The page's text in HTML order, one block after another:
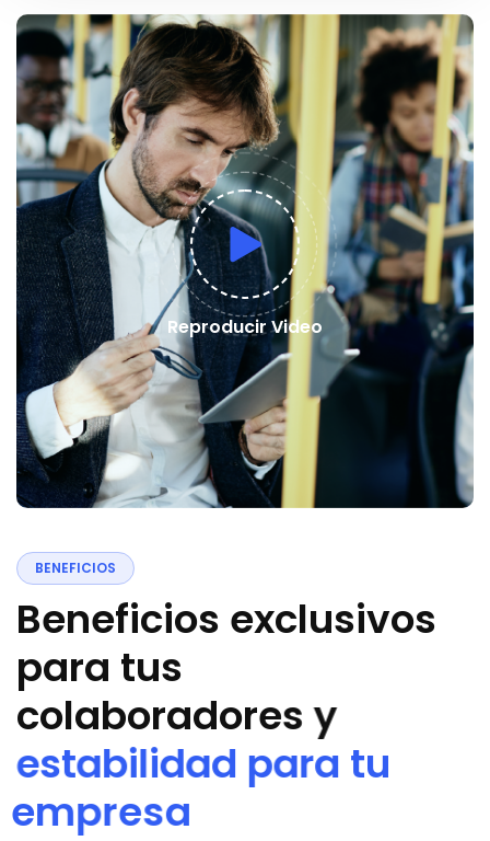
Reproducir Video
BENEFICIOS
Beneficios exclusivos
para tus
colaboradores y
estabilidad para tu
empresa